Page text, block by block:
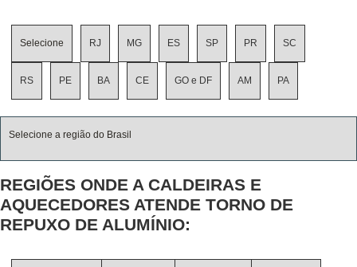
Selecione RJ MG ES SP PR SC
RS PE BA CE GO e DF AM PA
Selecione a região do Brasil
REGIÕES ONDE A CALDEIRAS E
AQUECEDORES ATENDE TORNO DE
REPUXO DE ALUMÍNIO: